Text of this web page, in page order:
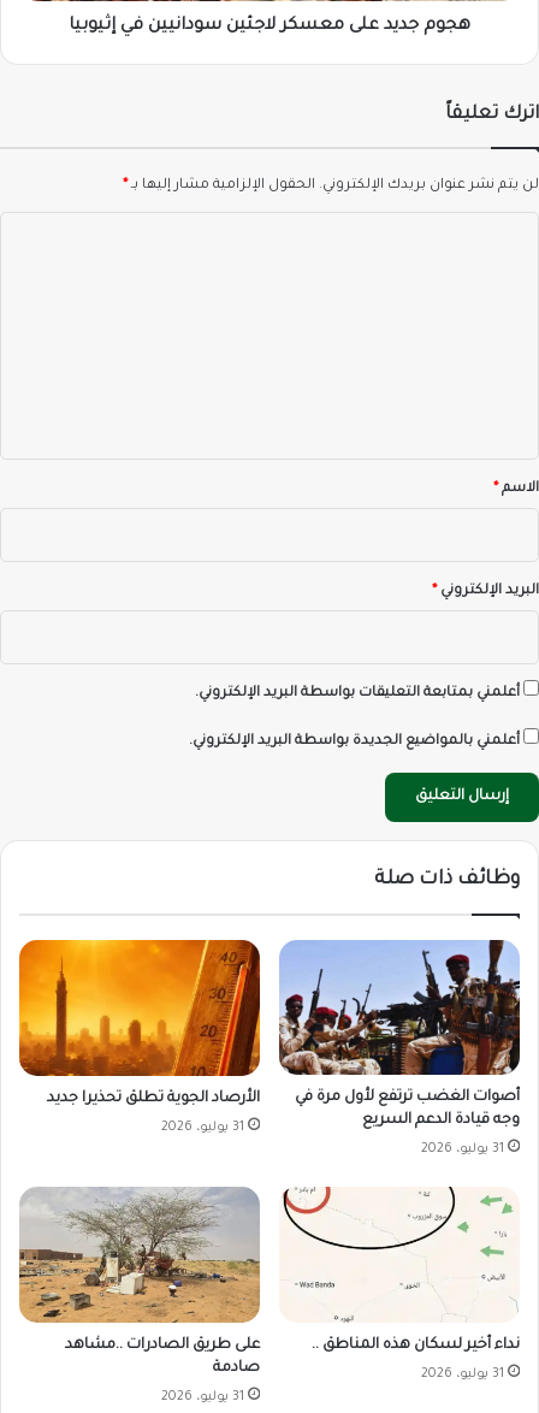
هجوم جديد على معسكر لاجئين سودانيين في إثيوبيا
اترك تعليقاً
لن يتم نشر عنوان بريدك الإلكتروني. الحقول الإلزامية مشار إليها بـ*
*الاسم*
البريد الإلكتروني*
أعلمني بمتابعة التعليقات بواسطة البريد الإلكتروني.
أعلمني بالمواضيع الجديدة بواسطة البريد الإلكتروني.
وظائف ذات صلة
أصوات الغضب ترتفع لأول مرة في
وجه قيادة الدعم السريع
31 يوليو، 2026
الأرصاد الجوية تطلق تحذيرا جديد
31 يوليو، 2026
نداء أخير لسكان هذه المناطق ..
31 يوليو، 2026
على طريق الصادرات ..مشاهد
صادمة
31 يوليو، 2026